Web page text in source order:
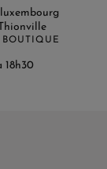
BOUTIQUE
18h30